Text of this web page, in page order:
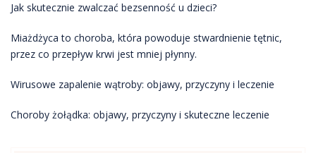
Jak skutecznie zwalczać bezsenność u dzieci?
Miażdżyca to choroba, która powoduje stwardnienie tętnic,
przez co przepływ krwi jest mniej płynny.
Wirusowe zapalenie wątroby: objawy, przyczyny i leczenie
Choroby żołądka: objawy, przyczyny i skuteczne leczenie